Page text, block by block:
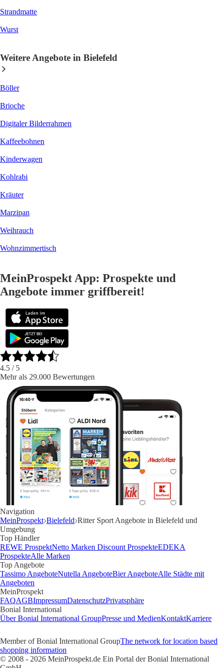
Strandmatte
Wurst
Weitere Angebote in Bielefeld
Böller
Brioche
Digitaler Bilderrahmen
Kaffeebohnen
Kinderwagen
Kohlrabi
Kräuter
Marzipan
Weihrauch
Wohnzimmertisch
MeinProspekt App: Prospekte und
Angebote immer griffbereit!
4.5 / 5
Mehr als 29.000 Bewertungen
Navigation
MeinProspekt Bielefeld Ritter Sport Angebote in Bielefeld und
Umgebung
Top Händler
REWE ProspektNetto Marken Discount ProspekteEDEKA
ProspekteAlle Marken
Top Angebote
Tassimo AngeboteNutella AngeboteBier AngeboteAlle Städte mit
Angeboten
MeinProspekt
FAQAGBImpressumDatenschutzPrivatsphäre
Bonial International
Über Bonial International GroupPresse und MedienKontaktKarriere
Member of Bonial International GroupThe network for location based
shopping information
© 2008 - 2026 MeinProspekt.de Ein Portal der Bonial International